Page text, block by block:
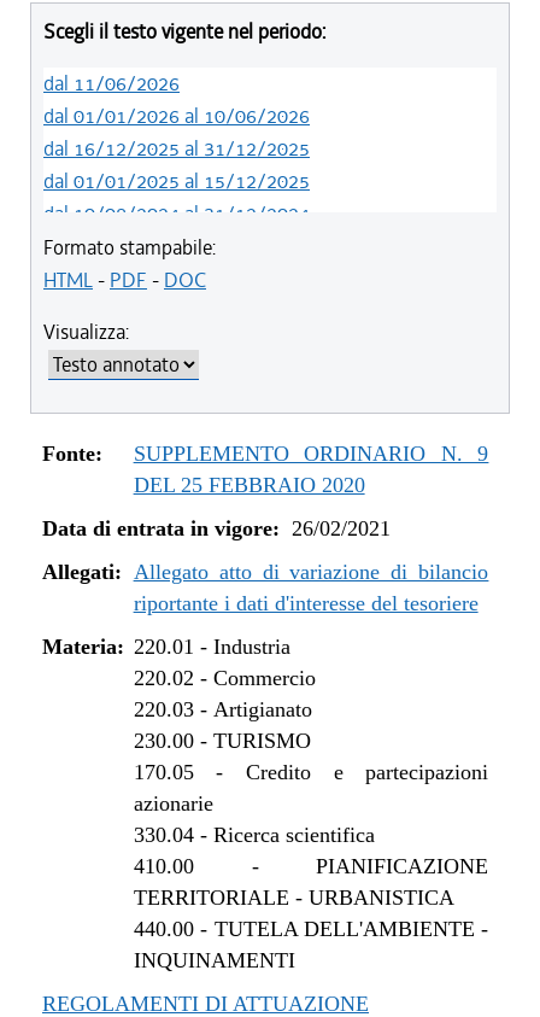
Scegli il testo vigente nel periodo:
dal 11/06/2026
dal 01/01/2026 al 10/06/2026
dal 16/12/2025 al 31/12/2025
dal 01/01/2025 al 15/12/2025
dal 10/08/2024 al 31/12/2024
dal 14/05/2024 al 09/08/2024
dal 01/01/2024 al 13/05/2024
dal 12/08/2023 al 30/10/2023
dal 07/03/2023 al 11/08/2023
dal 01/01/2023 al 06/03/2023
dal 10/11/2022 al 31/12/2022
dal 09/08/2022 al 09/11/2022
dal 16/12/2021 al 31/12/2021
dal 27/10/2021 al 15/12/2021
dal 12/08/2021 al 26/10/2021
dal 27/04/2021 al 11/08/2021
dal 26/02/2021 al 26/04/2021
Formato stampabile:
HTML- PDF - DOC
Visualizza:
Fonte:
SUPPLEMENTO ORDINARIO N. 9
DEL 25 FEBBRAIO 2020
Data di entrata in vigore: 26/02/2021
Allegati: Allegato atto di variazione di bilancio
riportante i dati d'interesse del tesoriere
Materia: 220.01 - Industria
220.02 - Commercio
220.03- Artigianato
230.00- TURISMO
170.05-Credito e partecipazioni
azionarie
330.04- Ricerca scientifica
410.00-PIANIFICAZIONE
TERRITORIALE - URBANISTICA
440.00- TUTELA DELL'AMBIENTE -
INQUINAMENTI
REGOLAMENTI DI ATTUAZIONE